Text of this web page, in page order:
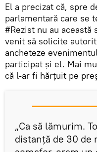
El a precizat că, spre
parlamentară care se
#Rezist nu au
venit să solicite
ancheteze
participat şi el. Mai
că l-ar fi hărţuit pe
„Ca să lămurim.
distanţă de 30 de